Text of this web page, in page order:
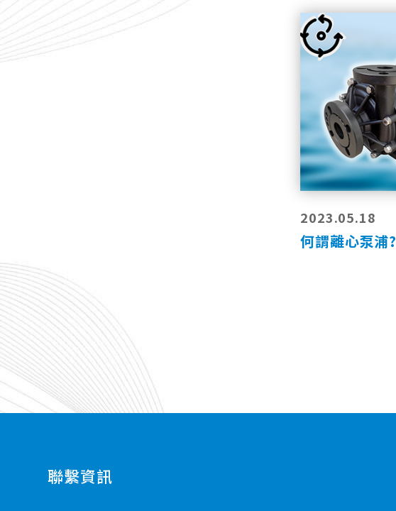
2023.05.18
何謂離心泵浦?
聯繫資訊